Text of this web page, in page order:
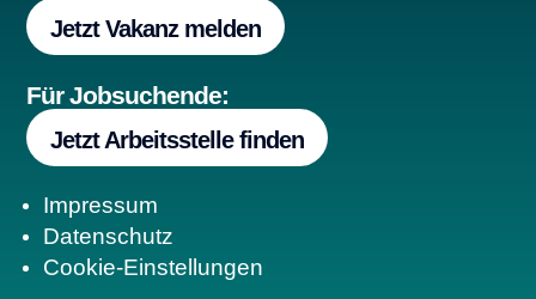
Jetzt Vakanz melden
Für Jobsuchende:
Jetzt Arbeitsstelle finden
Impressum
Datenschutz
Cookie-Einstellungen